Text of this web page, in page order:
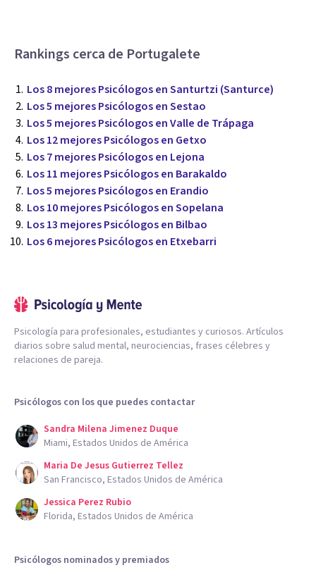
Rankings cerca de Portugalete
Los 8 mejores Psicólogos en Santurtzi (Santurce)
Los 5 mejores Psicólogos en Sestao
Los 5 mejores Psicólogos en Valle de Trápaga
Los 12 mejores Psicólogos en Getxo
Los 7 mejores Psicólogos en Lejona
Los 11 mejores Psicólogos en Barakaldo
Los 5 mejores Psicólogos en Erandio
Los 10 mejores Psicólogos en Sopelana
Los 13 mejores Psicólogos en Bilbao
Los 6 mejores Psicólogos en Etxebarri
Psicología para profesionales, estudiantes y curiosos. Artículos
diarios sobre salud mental, neurociencias, frases célebres y
relaciones de pareja.
Psicólogos con los que puedes contactar
Sandra Milena Jimenez Duque
Miami, Estados Unidos de América
Maria De Jesus Gutierrez Tellez
San Francisco, Estados Unidos de América
Jessica Perez Rubio
Florida, Estados Unidos de América
Psicólogos nominados y premiados